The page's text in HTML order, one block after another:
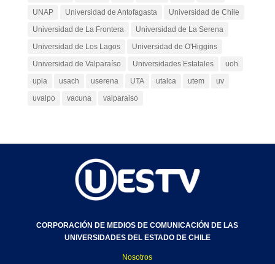
UNAP
Universidad de Antofagasta
Universidad de Chile
Universidad de La Frontera
Universidad de La Serena
Universidad de Los Lagos
Universidad de O'Higgins
Universidad de Valparaíso
Universidades Estatales
uoh
upla
usach userena UTA utalca utem
uv
uvalpo
vacuna valparaiso
CORPORACIÓN DE MEDIOS DE COMUNICACIÓN DE LAS
UNIVERSIDADES DEL ESTADO DE CHILE
Nosotros